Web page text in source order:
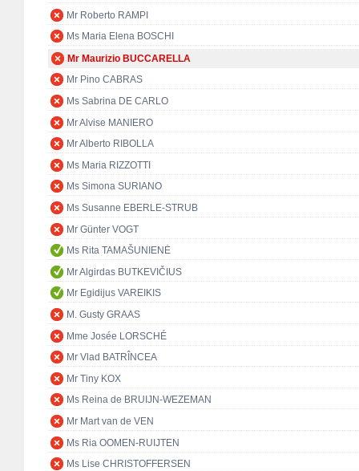
Mr Roberto RAMPI
Ms Maria Elena BOSCHI
Mr Maurizio BUCCARELLA
Mr Pino CABRAS
Ms Sabrina DE CARLO
Mr Alvise MANIERO
Mr Alberto RIBOLLA
Ms Maria RIZZOTTI
Ms Simona SURIANO
Ms Susanne EBERLE-STRUB
Mr Günter VOGT
Ms Rita TAMAŠUNIENĖ
Mr Algirdas BUTKEVIČIUS
Mr Egidijus VAREIKIS
M. Gusty GRAAS
Mme Josée LORSCHÉ
Mr Vlad BATRÎNCEA
Mr Tiny KOX
Ms Reina de BRUIJN-WEZEMAN
Mr Mart van de VEN
Ms Ria OOMEN-RUIJTEN
Ms Lise CHRISTOFFERSEN